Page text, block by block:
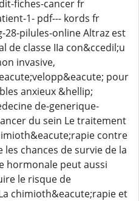
fiches-cancer fr
1- pdf--- kords fr
28-pilules-online Altraz est
de classe IIa con&ccedil;u
invasive,
pour
anxieux &hellip;
de-generique-
du sein Le traitement
contre
chances de survie de la
hormonale peut aussi
le risque de
chimioth&eacute;rapie et